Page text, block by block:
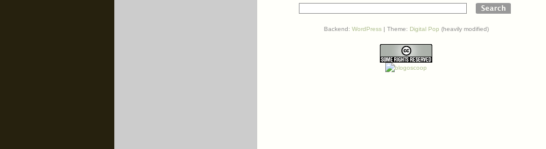
Backend: WordPress| Theme: Digital Pop (heavily modified)